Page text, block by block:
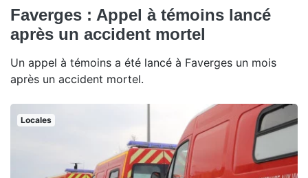
Faverges : Appel à témoins lancé
après un accident mortel
Un appel à témoins a été lancé à Faverges un mois
après un accident mortel.
Locales